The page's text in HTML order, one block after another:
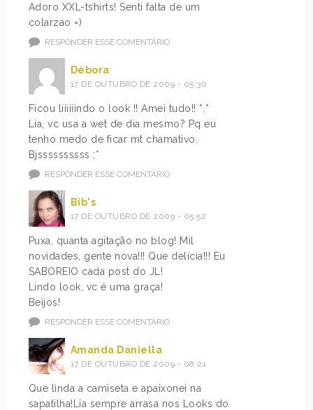
Adoro XXL-tshirts! Senti falta de um
colarzao =)
RESPONDER ESSE COMENTÁRIO
Débora
17 DE OUTUBRO DE 2009 - 05:30
Ficou liiiiiindo o look !! Amei tudo!! *.*
Lia, vc usa a wet de dia mesmo? Pq eu
tenho medo de ficar mt chamativo.
Bjssssssssss ;*
RESPONDER ESSE COMENTÁRIO
Bib's
17 DE OUTUBRO DE 2009 - 05:52
Puxa, quanta agitação no blog! Mil
novidades, gente nova!!! Que delícia!!! Eu
SABOREIO cada post do JL!
Lindo look, vc é uma graça!
Beijos!
RESPONDER ESSE COMENTÁRIO
Amanda Daniella
17 DE OUTUBRO DE 2009 - 08:21
Que linda a camiseta e apaixonei na
sapatilha!Lia sempre arrasa nos Looks do